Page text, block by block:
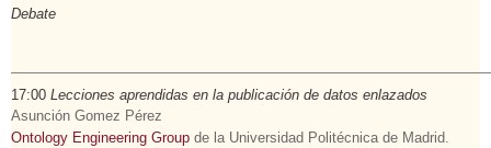
Debate
17:00 Lecciones aprendidas en la publicación de datos enlazados
Asunción Gomez Pérez
Ontology Engineering Group de la Universidad Politécnica de Madrid.